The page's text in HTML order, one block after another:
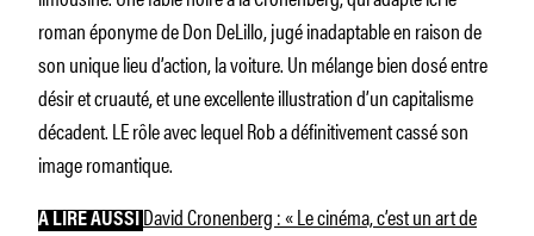
roman éponyme de Don DeLillo, jugé inadaptable en raison de
son unique lieu d’action, la voiture. Un mélange bien dosé entre
désir et cruauté, et une excellente illustration d’un capitalisme
décadent. LE rôle avec lequel Rob a définitivement cassé son
image romantique.
À LIRE AUSSI David Cronenberg : « Le cinéma, c’est un art de